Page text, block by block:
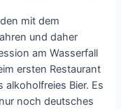
mit dem
und daher
am Wasserfall
ersten Restaurant
alkoholfreies Bier. Es
noch deutsches